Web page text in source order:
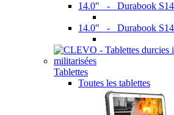
14.0" - Durabook
14.0" - Durabook
Tablettes
Toutes les tablettes